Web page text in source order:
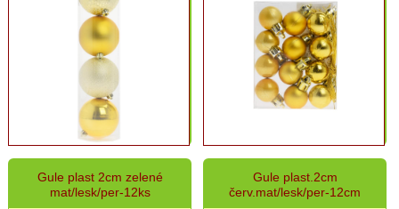
Gule plast 2cm zelené
mat/lesk/per-12ks
Gule plast.2cm
červ.mat/lesk/per-12cm